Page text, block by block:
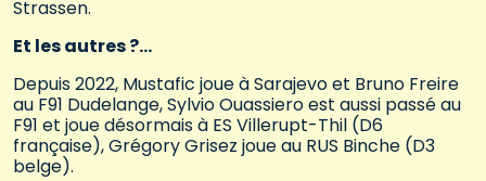
Strassen.
Et les autres ?…
Depuis 2022, Mustafic joue à Sarajevo et Bruno Freire
au F91 Dudelange, Sylvio Ouassiero est aussi passé au
F91 et joue désormais à ES Villerupt-Thil (D6
française), Grégory Grisez joue au RUS Binche (D3
belge).